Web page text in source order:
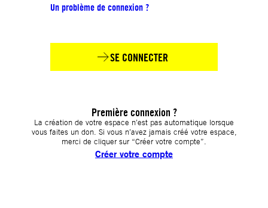
Un problème de connexion ?
SE CONNECTER
Première connexion ?
La création de votre espace n’est pas automatique lorsque
vous faites un don. Si vous n’avez jamais créé votre espace,
merci de cliquer sur “Créer votre compte”.
Créer votre compte